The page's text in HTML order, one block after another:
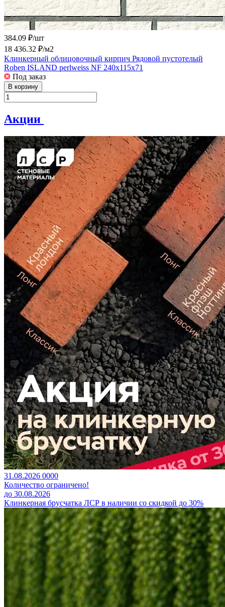
384.09 ₽/шт
18 436.32 ₽/м2
Клинкерный облицовочный кирпич Рядовой пустотелый
Roben ISLAND perlweiss NF 240x115x71
Под заказ
В корзину
Акции
31.08.2026 0000
Количество ограничено!
до 30.08.2026
Клинкерная брусчатка ЛСР в наличии со скидкой до 30%